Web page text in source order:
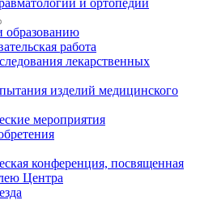
и ортопедии
образованию
работа
лекарственных
изделий медицинского
мероприятия
конференция, посвященная
Центра